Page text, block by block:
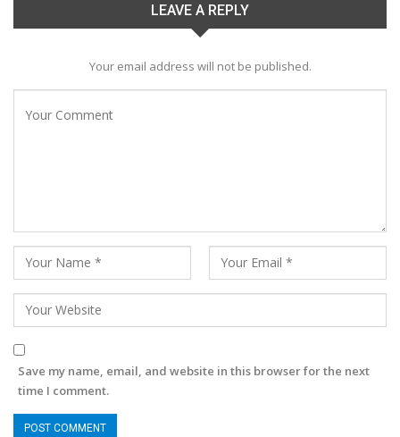
LEAVE A REPLY
Your email address will not be published.
Save my name, email, and website in this browser for the next
time I comment.